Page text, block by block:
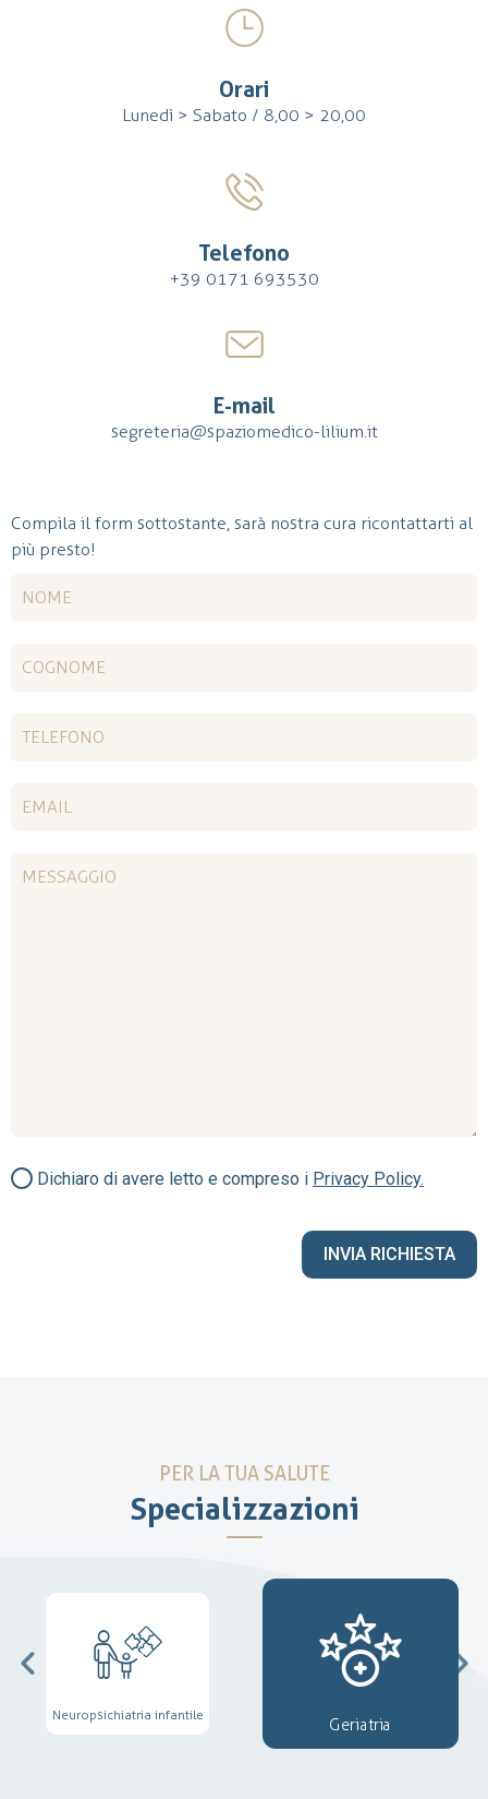
Orari
Lunedì > Sabato / 8,00 > 20,00
Telefono
+39 0171 693530
E-mail
segreteria@spaziomedico-lilium.it
Compila il form sottostante, sarà nostra cura ricontattarti al
più presto!
Dichiaro di avere letto e compreso i Privacy Policy.
PER LA TUA SALUTE
Specializzazioni
Neuropsichiatria infantile
Geriatria